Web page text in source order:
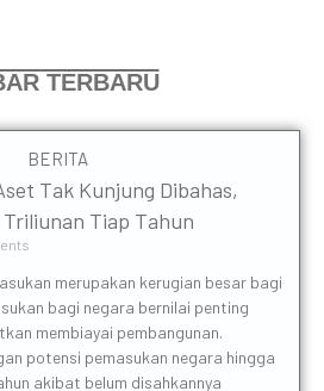
TERBARU
BERITA
Tak Kunjung Dibahas,
Tiap Tahun
merupakan kerugian besar bagi
bagi negara bernilai penting
membiayai pembangunan.
potensi pemasukan negara hingga
akibat belum disahkannya